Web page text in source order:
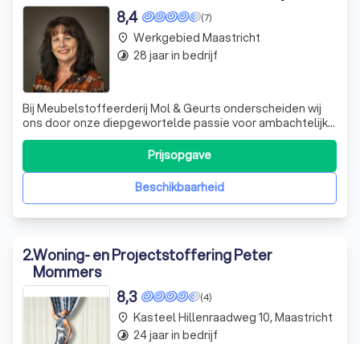
(7)
8,4
Bij Meubelstoffeerderij Mol & Geurts onderscheiden wij
ons door onze diepgewortelde passie voor ambachtelijk
vakmanschap. Gevestigd in het hart van Sittard, strekken
onze diensten zich uit over heel Limburg en zelfs tot in de
Belgische en Duitse grensgebieden. Onze expertise ligt in
het herstofferen
Beschikbaarheid
Prijsopgave
place Werkgebied Maastricht
timelapse 28 jaar in bedrijf
2.Woning- en Projectstoffering Peter
Mommers
(4)
8,3
place Kasteel Hillenraadweg 10, Maastricht
timelapse 24 jaar in bedrijf